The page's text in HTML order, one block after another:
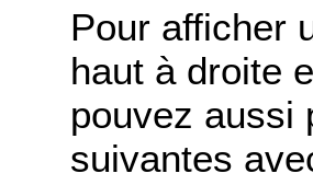
Pour afficher
haut à droite
pouvez aussi
suivantes